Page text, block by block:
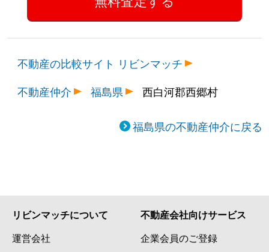
不動産の比較サイト リビンマッチ
不動産仲介
福島県 西白河郡西郷村
福島県の不動産仲介に戻る
リビンマッチについて
運営会社
不動産会社向けサービス
企業会員のご登録